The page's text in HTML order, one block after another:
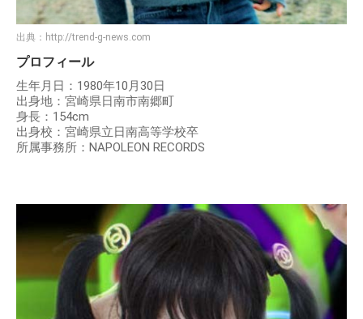
出典： http://trend-g-news.com
プロフィール
生年月日：1980年10月30日
出身地：宮崎県日南市南郷町
身長：154cm
出身校：宮崎県立日南高等学校卒
所属事務所：NAPOLEON RECORDS